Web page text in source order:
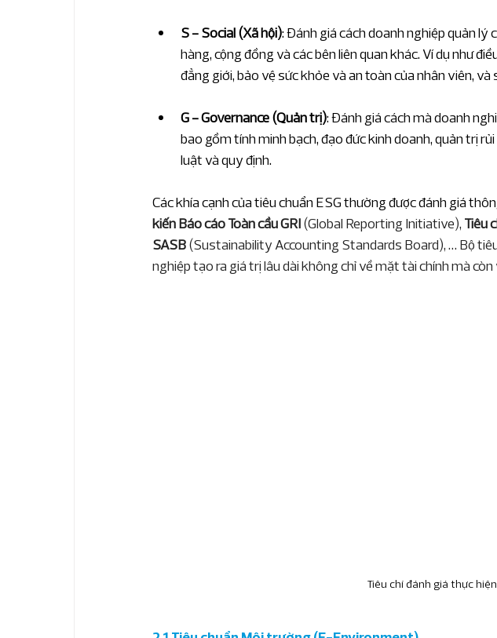
S - Social (Xã hội): Đánh giá cách doanh nghiệp quản lý
hàng, cộng đồng và các bên liên quan khác. Ví dụ như
đẳng giới, bảo vệ sức khỏe và an toàn của nhân viên,
G - Governance (Quản trị): Đánh giá cách mà doanh
bao gồm tính minh bạch, đạo đức kinh doanh, quản trị
luật và quy định.
Các khía cạnh của tiêu chuẩn ESG thường được đánh giá
kiến Báo cáo Toàn cầu GRI (Global Reporting Initiative), Tiêu
SASB (Sustainability Accounting Standards Board), … Bộ
nghiệp tạo ra giá trị lâu dài không chỉ về mặt tài chính mà
Tiêu chí đánh giá thực hiện